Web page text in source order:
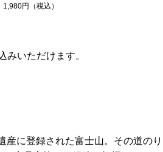
円（税込）
みいただけます。
産に登録された富士山。その道の